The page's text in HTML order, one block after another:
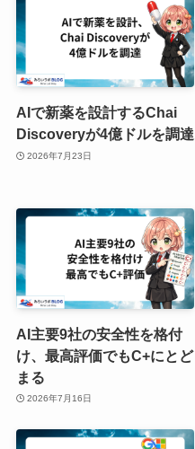
AIで新薬を設計するChai
Discoveryが4億ドルを調達
2026年7月23日
AI主要9社の安全性を格付
け、最高評価でもC+にとど
まる
2026年7月16日